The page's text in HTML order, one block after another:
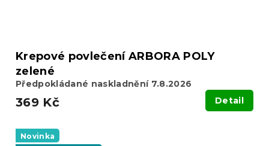
Krepové povlečení ARBORA POLY
zelené
Předpokládané naskladnění 7.8.2026
369 Kč Detail
Novinka